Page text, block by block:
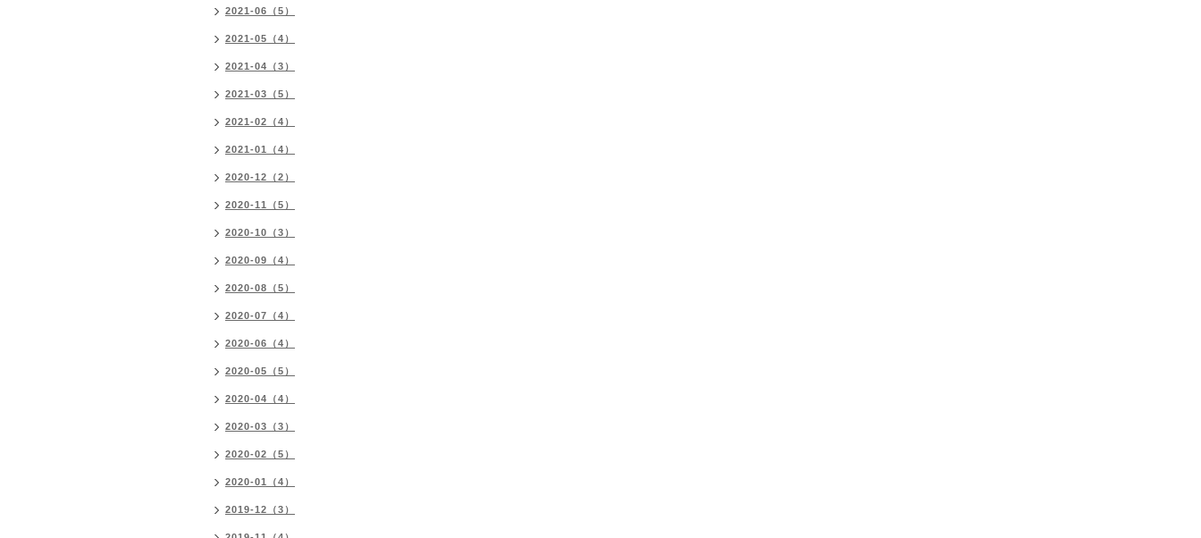
2021-06（5）
2021-05（4）
2021-04（3）
2021-03（5）
2021-02（4）
2021-01（4）
2020-12（2）
2020-11（5）
2020-10（3）
2020-09（4）
2020-08（5）
2020-07（4）
2020-06（4）
2020-05（5）
2020-04（4）
2020-03（3）
2020-02（5）
2020-01（4）
2019-12（3）